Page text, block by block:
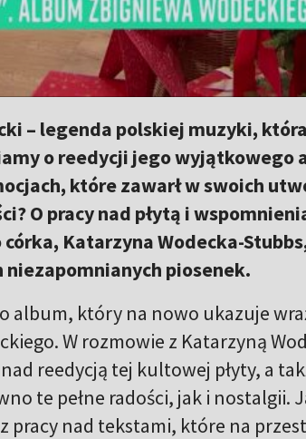
– legenda polskiej muzyki,
o reedycji jego wyjątkowego
które zawarł w swoich
O pracy nad płytą i
Katarzyna Wodecka-
piosenek.
album, który na nowo ukazuje
W rozmowie z Katarzyną
reedycją tej kultowej płyty, a
te pełne radości, jak i nostalgii.
pracy nad tekstami, które na